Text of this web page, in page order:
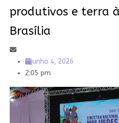
produtivos e terra
Brasília
junho 4, 2026
2:05 pm